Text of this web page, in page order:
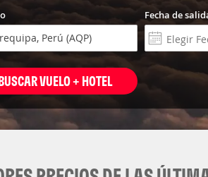
Fecha de
VUELO + HOTEL